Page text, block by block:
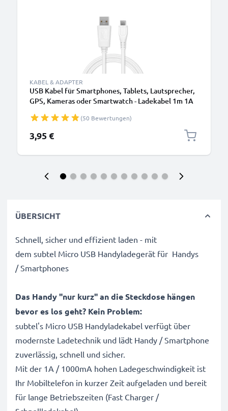
KABEL & ADAPTER
USB Kabel für Smartphones, Tablets, Lautsprecher,
GPS, Kameras oder Smartwatch - Ladekabel 1m 1A
(50 Bewertungen)
3,95 €
ÜBERSICHT
Schnell, sicher und effizient laden - mit
dem subtel Micro USB Handyladegerät für Handys
/ Smartphones
Das Handy "nur kurz" an die Steckdose hängen
bevor es los geht? Kein Problem:
subtel's Micro USB Handyladekabel verfügt über
modernste Ladetechnik und lädt Handy / Smartphone
zuverlässig, schnell und sicher.
Mit der 1A / 1000mA hohen Ladegeschwindigkeit ist
Ihr Mobiltelefon in kurzer Zeit aufgeladen und bereit
für lange Betriebszeiten (Fast Charger /